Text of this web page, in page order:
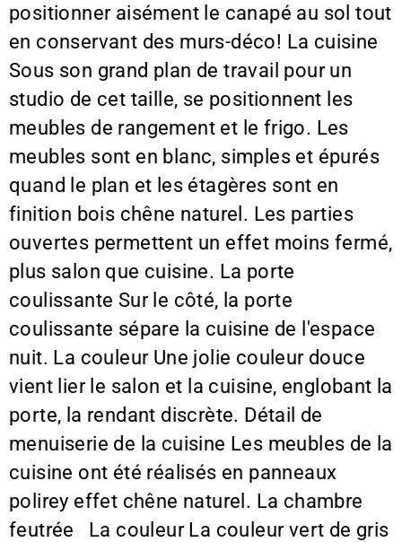
positionner aisément le canapé au sol tout
en conservant des murs-déco! La cuisine
Sous son grand plan de travail pour un
studio de cet taille, se positionnent les
meubles de rangement et le frigo. Les
meubles sont en blanc, simples et épurés
quand le plan et les étagères sont en
finition bois chêne naturel. Les parties
ouvertes permettent un effet moins fermé,
plus salon que cuisine. La porte
coulissante Sur le côté, la porte
coulissante sépare la cuisine de l'espace
nuit. La couleur Une jolie couleur douce
vient lier le salon et la cuisine, englobant la
porte, la rendant discrète. Détail de
menuiserie de la cuisine Les meubles de la
cuisine ont été réalisés en panneaux
polirey effet chêne naturel. La chambre
feutrée La couleur La couleur vert de gris